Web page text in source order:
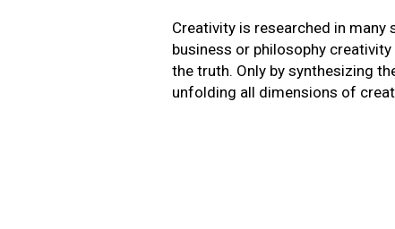
Creativity is researched in
business or philosophy
the truth. Only by synthesizing
unfolding all dimensions of